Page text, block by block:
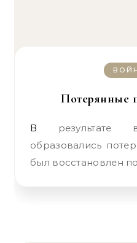
Потерянные
В результате взлома сервера
образовались
был восстановлен